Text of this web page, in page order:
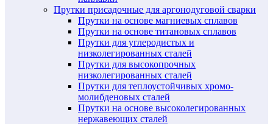
Прутки присадочные для аргонодуговой сварки
Прутки на основе магниевых сплавов
Прутки на основе титановых сплавов
Прутки для углеродистых и
низколегированных сталей
Прутки для высокопрочных
низколегированных сталей
Прутки для теплоустойчивых хромо-
молибденовых сталей
Прутки на основе высоколегированных
нержавеющих сталей